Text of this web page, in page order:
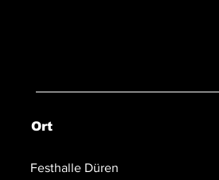
Ort
Festhalle Düren